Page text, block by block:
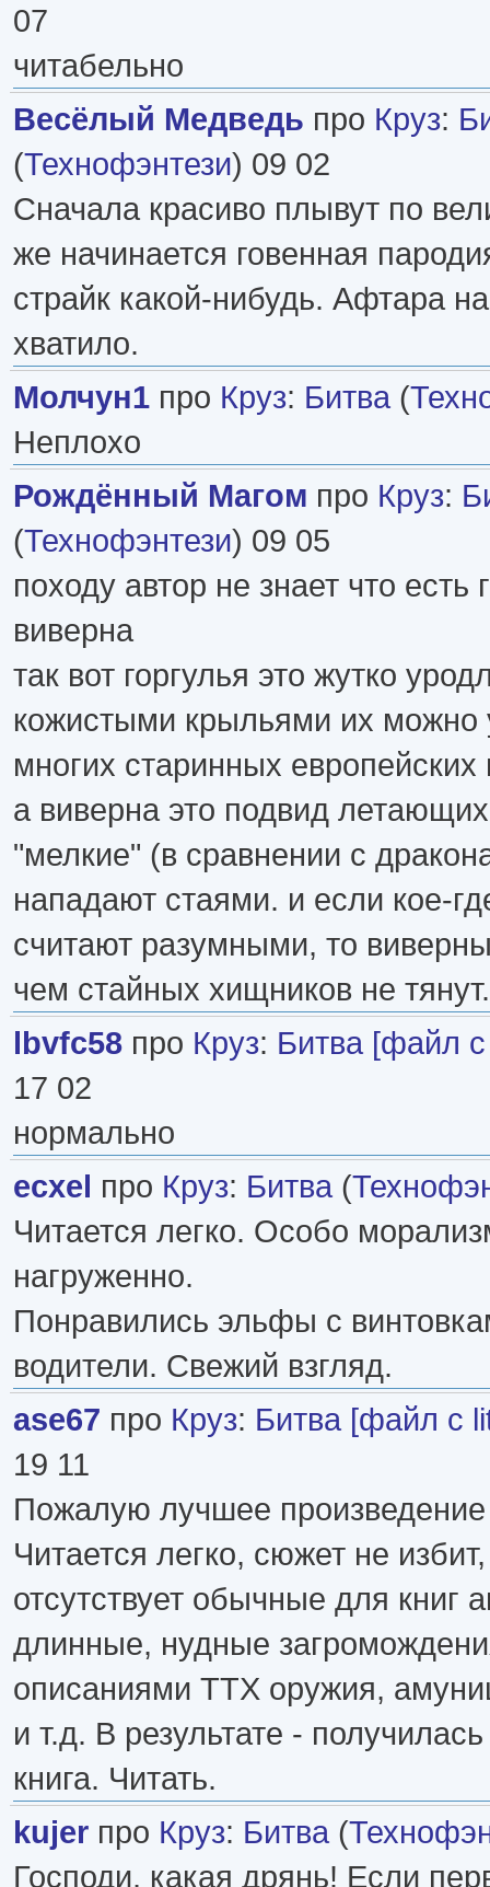
07
читабельно
Весёлый Медведь про Круз:
(Технофэнтези) 09 02
Сначала красиво плывут по
же начинается говенная
страйк какой-нибудь. Афтара
хватило.
Молчун1 про Круз: Битва (
Неплохо
Рождённый Магом про Круз:
(Технофэнтези) 09 05
походу автор не знает что есть
виверна
так вот горгулья это жутко
кожистыми крыльями их можно
многих старинных европейских
а виверна это подвид
"мелкие" (в сравнении с
нападают стаями. и если кое-
считают разумными, то
чем стайных хищников не тянут.
lbvfc58 про Круз: Битва [файл
17 02
нормально
ecxel про Круз: Битва (
Читается легко. Особо
нагруженно.
Понравились эльфы с
водители. Свежий взгляд.
ase67 про Круз: Битва [файл с
19 11
Пожалую лучшее произведение
Читается легко, сюжет не
отсутствует обычные для книг
длинные, нудные
описаниями ТТХ оружия,
и т.д. В результате -
книга. Читать.
kujer про Круз: Битва (
Господи, какая дрянь! Если